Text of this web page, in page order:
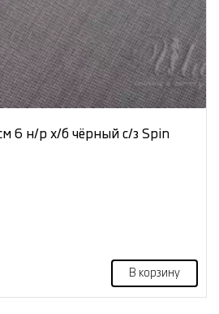
6 н/р х/б чёрный с/з Spin
В корзину